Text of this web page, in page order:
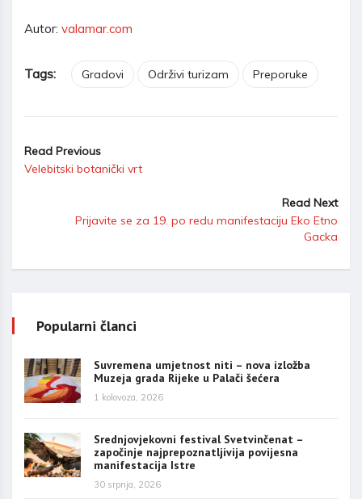
Autor: valamar.com
Tags: Gradovi Održivi turizam Preporuke
Read Previous
Velebitski botanički vrt
Read Next
Prijavite se za 19. po redu manifestaciju Eko Etno
Gacka
Popularni članci
Suvremena umjetnost niti – nova izložba
Muzeja grada Rijeke u Palači šećera
1 kolovoza, 2026
Srednjovjekovni festival Svetvinčenat –
započinje najprepoznatljivija povijesna
manifestacija Istre
30 srpnja, 2026